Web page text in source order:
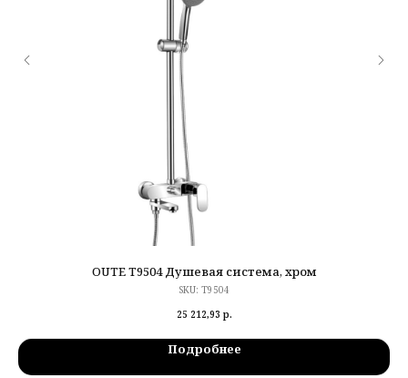
OUTE T9504 Душевая система, хром
SKU: T9504
25 212,93 р.
Подробнее